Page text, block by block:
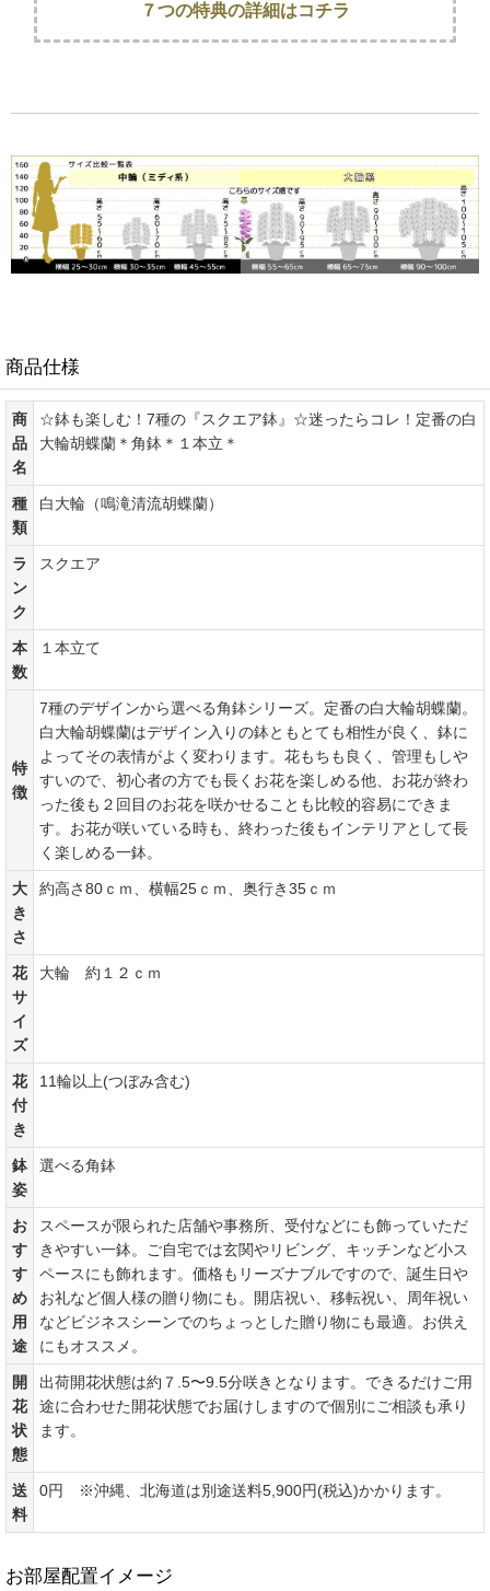
７つの特典の詳細はコチラ
商品仕様
商
品
名
☆鉢も楽しむ！7種の『スクエア鉢』☆迷ったらコレ！定番の白
大輪胡蝶蘭＊角鉢＊１本立＊
種
類
白大輪（鳴滝清流胡蝶蘭）
ラ
ン
ク
スクエア
本
数
１本立て
特
徴
7種のデザインから選べる角鉢シリーズ。定番の白大輪胡蝶蘭。
白大輪胡蝶蘭はデザイン入りの鉢ともとても相性が良く、鉢に
よってその表情がよく変わります。花もちも良く、管理もしや
すいので、初心者の方でも長くお花を楽しめる他、お花が終わ
った後も２回目のお花を咲かせることも比較的容易にできま
す。お花が咲いている時も、終わった後もインテリアとして長
く楽しめる一鉢。
大
き
さ
約高さ80ｃｍ、横幅25ｃｍ、奥行き35ｃｍ
花
サ
イ
ズ
大輪 約１２ｃｍ
花
付
き
11輪以上(つぼみ含む)
鉢
姿
選べる角鉢
お
す
す
め
用
途
スペースが限られた店舗や事務所、受付などにも飾っていただ
きやすい一鉢。ご自宅では玄関やリビング、キッチンなど小ス
ペースにも飾れます。価格もリーズナブルですので、誕生日や
お礼など個人様の贈り物にも。開店祝い、移転祝い、周年祝い
などビジネスシーンでのちょっとした贈り物にも最適。お供え
にもオススメ。
開
花
状
態
出荷開花状態は約７.5〜9.5分咲きとなります。できるだけご用
途に合わせた開花状態でお届けしますので個別にご相談も承り
ます。
送
料
0円 ※沖縄、北海道は別途送料5,900円(税込)かかります。
お部屋配置イメージ